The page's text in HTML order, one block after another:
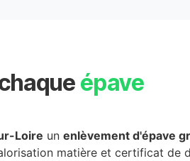
épave
Loire un enlèvement d'épave
matière et certificat de